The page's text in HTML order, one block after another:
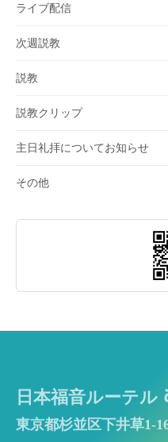
ライブ配信
次週説教
説教
説教クリップ
主日礼拝についてお知らせ
その他
日本福音ルーテル
東京都杉並区下井草1-